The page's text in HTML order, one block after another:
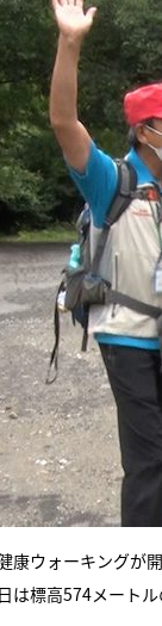
康ウォーキング
は標高574メート